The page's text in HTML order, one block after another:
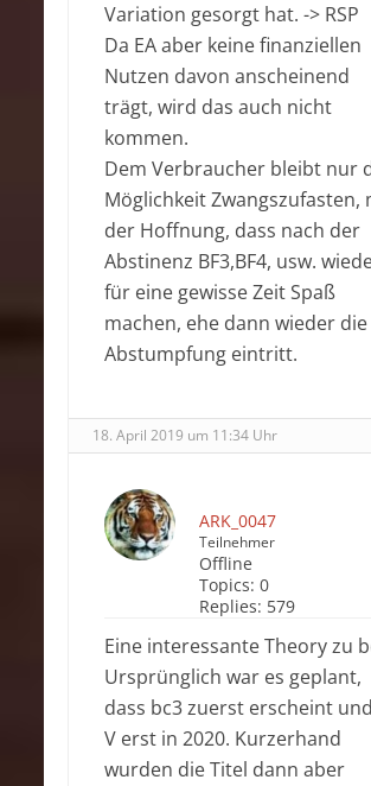
Variation gesorgt hat. -> RSP
Da EA aber keine finanziellen
Nutzen davon anscheinend
trägt, wird das auch nicht
kommen.
Dem Verbraucher bleibt nur
Möglichkeit Zwangszufasten,
der Hoffnung, dass nach der
Abstinenz BF3,BF4, usw.
für eine gewisse Zeit Spaß
machen, ehe dann wieder die
Abstumpfung eintritt.
18. April 2019 um 11:34 Uhr
ARK_0047
Teilnehmer
Offline
Topics: 0
Replies: 579
Eine interessante Theory zu
Ursprünglich war es geplant,
dass bc3 zuerst erscheint
V erst in 2020. Kurzerhand
wurden die Titel dann aber